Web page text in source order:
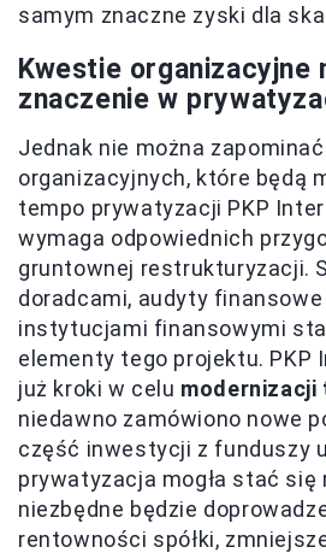
samym znaczne zyski dla
Kwestie organizacyjne
znaczenie w
Jednak nie można
organizacyjnych, które będą
tempo prywatyzacji PKP
wymaga odpowiednich
gruntownej restrukturyzacji.
doradcami, audyty
instytucjami finansowymi
elementy tego projektu. PKP
już kroki w celu modernizacji
niedawno zamówiono nowe
część inwestycji z funduszy
prywatyzacja mogła stać
niezbędne będzie
rentowności spółki,